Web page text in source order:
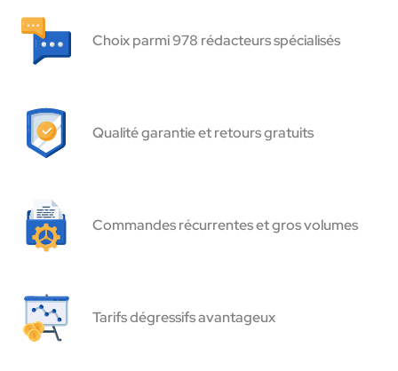
Choix parmi 978 rédacteurs spécialisés
Qualité garantie et retours gratuits
Commandes récurrentes et gros volumes
Tarifs dégressifs avantageux